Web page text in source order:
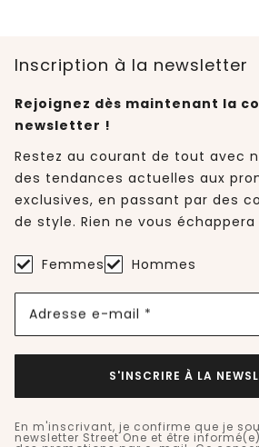
Inscription à la newsletter
Rejoignez dès maintenant la
newsletter !
Restez au courant de tout avec
des tendances actuelles aux
exclusives, en passant par des
de style. Rien ne vous échappera
Femmes Hommes
Adresse e-mail *
S'INSCRIRE À LA
En m'inscrivant, je confirme que je
newsletter Street One et être